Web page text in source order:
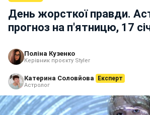
День жорсткої правди.
прогноз на п'ятницю, 17
Поліна Кузенко
Керівник проєкту Styler
Катерина Соловйова Експерт
Астролог